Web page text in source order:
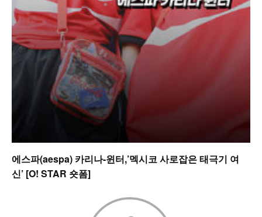
에스파(aespa) 카리나-윈터,’멕시코 사로잡은 태극기 여
신’ [O! STAR 숏폼]